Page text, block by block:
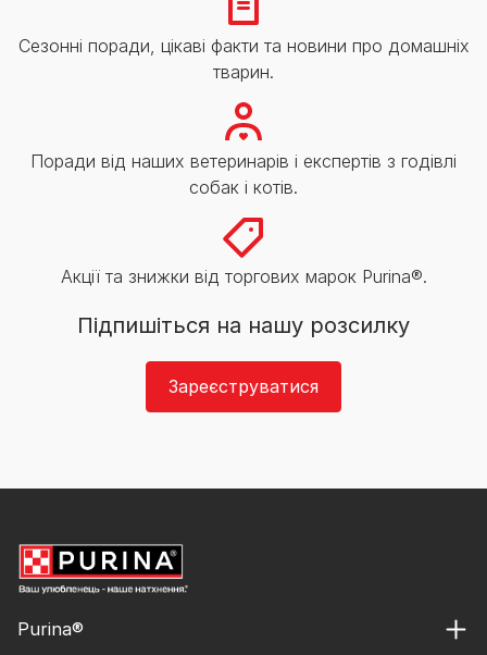
Сезонні поради, цікаві факти та новини про домашніх
тварин.
Поради від наших ветеринарів і експертів з годівлі
собак і котів.
Акції та знижки від торгових марок Purina®.
Підпишіться на нашу розсилку
Зареєструватися
Purina®